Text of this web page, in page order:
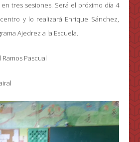
tres sesiones. Será el próximo día 4
y lo realizará Enrique Sánchez,
Ajedrez a la Escuela.
Ramos Pascual